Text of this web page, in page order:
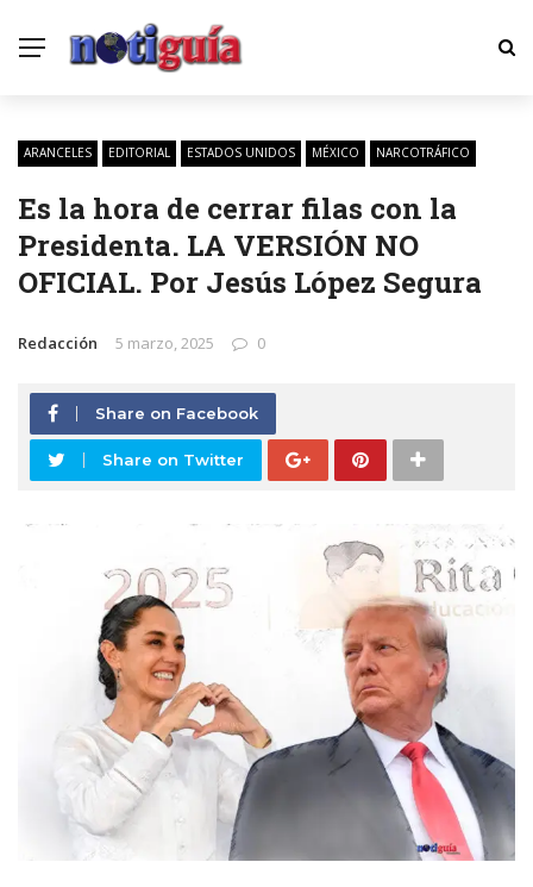
ARANCELES EDITORIAL ESTADOS UNIDOS MÉXICO NARCOTRÁFICO
Es la hora de cerrar filas con la
Presidenta. LA VERSIÓN NO
OFICIAL. Por Jesús López Segura
Redacción 5 marzo, 2025 0
Share on Facebook
Share on Twitter